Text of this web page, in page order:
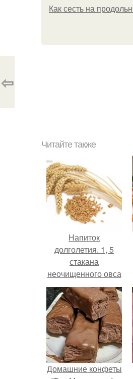
Как сесть на
⇦
Читайте также
Напиток
долголетия. 1, 5
стакана
неочищенного овса
промыть, залить
холодной водой (1,
5 литра) и довести
до кипения.
Домашние конфеты